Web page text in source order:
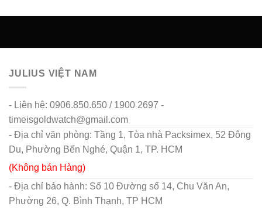
JULIUS VIỆT NAM
- Liên hệ: 0906.850.650 / 1900 2697 -
timeisgoldwatch@gmail.com
- Địa chỉ văn phòng: Tầng 1, Tòa nhà Packsimex, 52 Đông
Du, Phường Bến Nghé, Quận 1, TP. HCM
(Không bán Hàng)
- Địa chỉ bảo hành: Số 10 Đường số 14, Chu Văn An,
Phường 26, Q. Bình Thạnh, TP HCM